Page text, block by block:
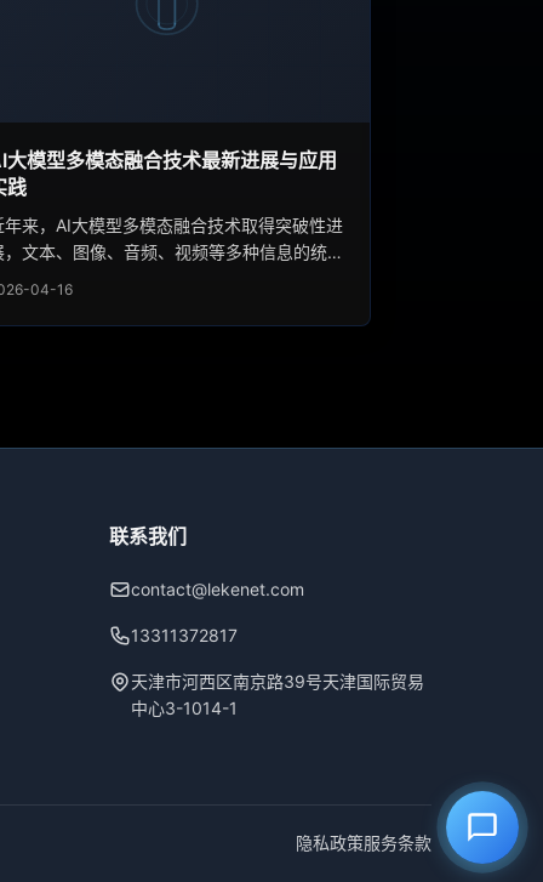
大模型多模态融合技术最新进展与应用
践
年来，AI大模型多模态融合技术取得突破性进
，文本、图像、音频、视频等多种信息的统一
地实践。
04-16
联系我们
contact@lekenet.com
13311372817
天津市河西区南京路39号天津国际贸易
中心3-1014-1
隐私政策服务条款